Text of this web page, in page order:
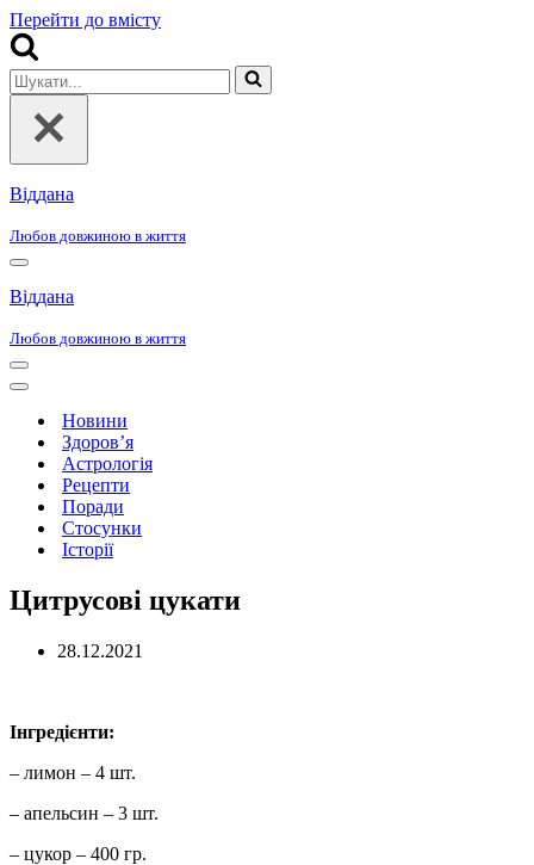
Перейти до вмісту
Шукати...
Віддана
Любов довжиною в життя
Меню
навігації
Віддана
Любов довжиною в життя
Меню
навігації
Меню
навігаціїНовини
Здоров’я
Астрологія
Рецепти
Поради
Стосунки
Історії
Цитрусові цукати
28.12.2021
Інгредієнти:
– лимон – 4 шт.
– апельсин – 3 шт.
– цукор – 400 гр.